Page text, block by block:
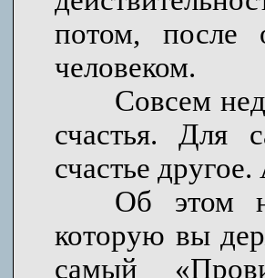
потом, после
человеком.
Совсем
счастья. Для
счастье
Об этом
которую вы
самый